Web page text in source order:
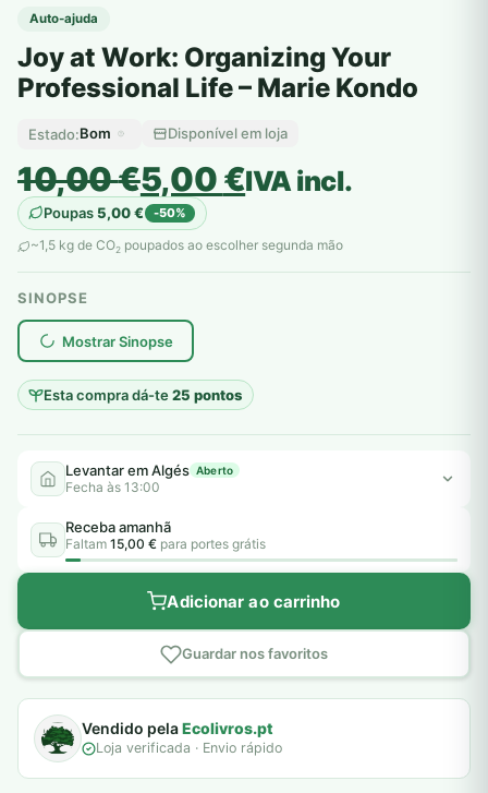
Auto-ajuda
Joy at Work: Organizing Your
Professional Life – Marie Kondo
Estado:Bom Disponível em loja
10,00€
O
preço
original
era:
10,00 €.
5,00€
O
preço
atual
é:
5,00 €.
IVA incl.
Poupas5,00€ -50%
~1,5 kg de CO2 poupados ao escolher segunda mão
SINOPSE
Mostrar Sinopse
Esta compra dá-te25 pontos
plantar árvores reais
Levantar em Algés Aberto
Fecha às 13:00
Receba amanhã
Faltam 15,00 € para portes grátis
Adicionar ao carrinho
Guardar nos favoritos
Vendido pelaEcolivros.pt
Loja verificada · Envio rápido